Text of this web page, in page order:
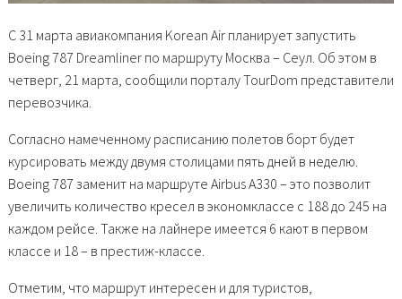
С 31 марта авиакомпания Korean Air планирует запустить
Boeing 787 Dreamliner по маршруту Москва – Сеул. Об этом в
четверг, 21 марта, сообщили порталу TourDom представители
перевозчика.
Согласно намеченному расписанию полетов борт будет
курсировать между двумя столицами пять дней в неделю.
Boeing 787 заменит на маршруте Airbus А330 – это позволит
увеличить количество кресел в экономклассе с 188 до 245 на
каждом рейсе. Также на лайнере имеется 6 кают в первом
классе и 18 – в престиж-классе.
Отметим, что маршрут интересен и для туристов,